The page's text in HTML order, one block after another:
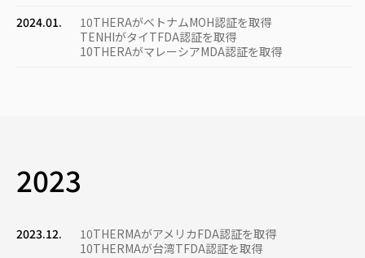
2024.01.
10THERAがベトナムMOH認証を取得
TENHIがタイTFDA認証を取得
10THERAがマレーシアMDA認証を取得
2023
2023.12.
10THERMAがアメリカFDA認証を取得
10THERMAが台湾TFDA認証を取得